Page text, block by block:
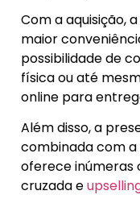
Com a aquisição,
maior
possibilidade de
física ou até
online para
Além disso, a
combinada com
oferece inúmeras
cruzada e